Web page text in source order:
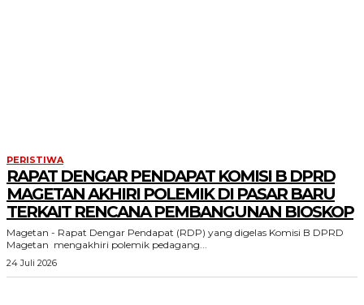
PERISTIWA
RAPAT DENGAR PENDAPAT KOMISI B DPRD
MAGETAN AKHIRI POLEMIK DI PASAR BARU
TERKAIT RENCANA PEMBANGUNAN BIOSKOP
Magetan - Rapat Dengar Pendapat (RDP) yang digelas Komisi B DPRD
Magetan mengakhiri polemik pedagang...
24 Juli 2026